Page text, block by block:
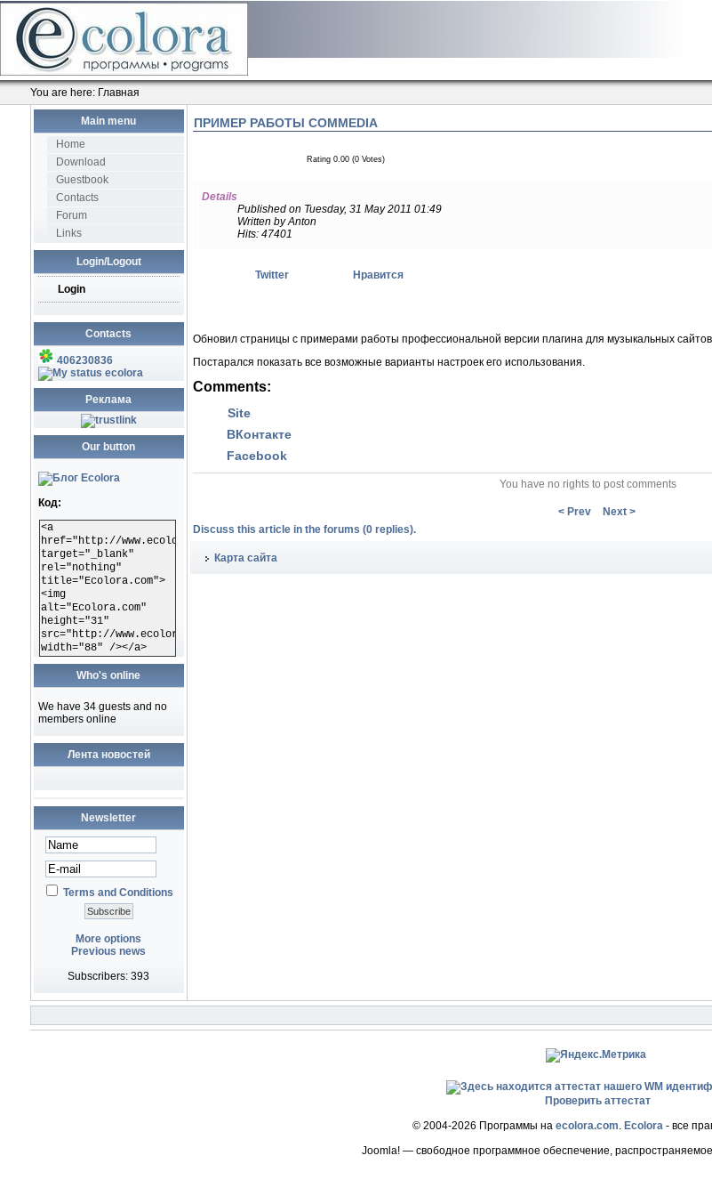
You are here: Главная
Main menu
Home
Download
Guestbook
Contacts
Forum
Links
Login/Logout
Login
Contacts
406230836
ecolora
Реклама
Our button
Код:
<a
href="http://www.ecolora.com"
target="_blank"
rel="nothing"
title="Ecolora.com">
<img
alt="Ecolora.com"
height="31"
src="http://www.ecolora.com/images/ecoloracom.gif"
width="88" /></a>
Who's online
We have 34 guests and no
members online
Лента новостей
Newsletter
Terms and Conditions
More options
Previous news
Subscribers: 393
ПРИМЕР РАБОТЫ COMMEDIA
Rating 0.00 (0 Votes)
Details
Published on Tuesday, 31 May 2011 01:49
Written by Anton
Hits: 47401
Twitter Нравится
Обновил страницы с примерами работы профессиональной версии плагина для музыкальных
Постарался показать все возможные варианты настроек его использования.
Comments:
Site
ВКонтакте
Facebook
You have no rights to post comments
< Prev
Next >
Discuss this article in the forums (0 replies).
Карта сайта
Проверить аттестат
© 2004-2026 Программы на ecolora.com. Ecolora- все
Joomla! — свободное программное обеспечение,